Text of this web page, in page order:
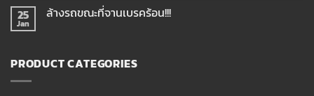
25
Jan
ล้างรถขณะที่จานเบรคร้อน!!!
PRODUCT CATEGORIES